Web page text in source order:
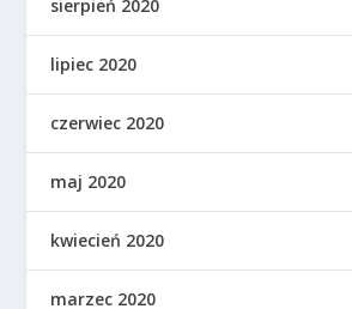
sierpień 2020
lipiec 2020
czerwiec 2020
maj 2020
kwiecień 2020
marzec 2020